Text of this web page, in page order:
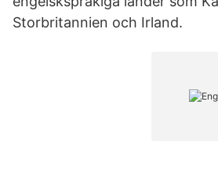
Storbritannien och Irland.